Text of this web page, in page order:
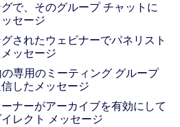
で、そのグループ チャットに
セージ
されたウェビナーでパネリスト
ッセージ
専用のミーティング グループ
したメッセージ
ナーがアーカイブを有効にして
レクト メッセージ